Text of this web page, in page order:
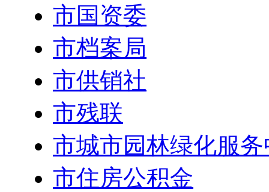
市国资委
市档案局
市供销社
市残联
市城市园林绿化服
市住房公积金